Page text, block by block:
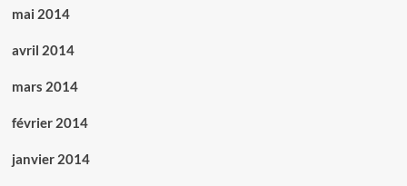
mai 2014
avril 2014
mars 2014
février 2014
janvier 2014